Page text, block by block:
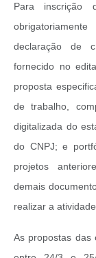
Para inscrição
declaração de
fornecido no
proposta
de trabalho,
digitalizada do
do CNPJ; e
projetos
demais
realizar a
As propostas das